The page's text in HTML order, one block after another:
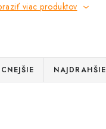
viac produktov
NAJDRAHŠIE